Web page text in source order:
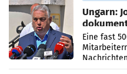
Ungarn:
Zensur
Eine fast